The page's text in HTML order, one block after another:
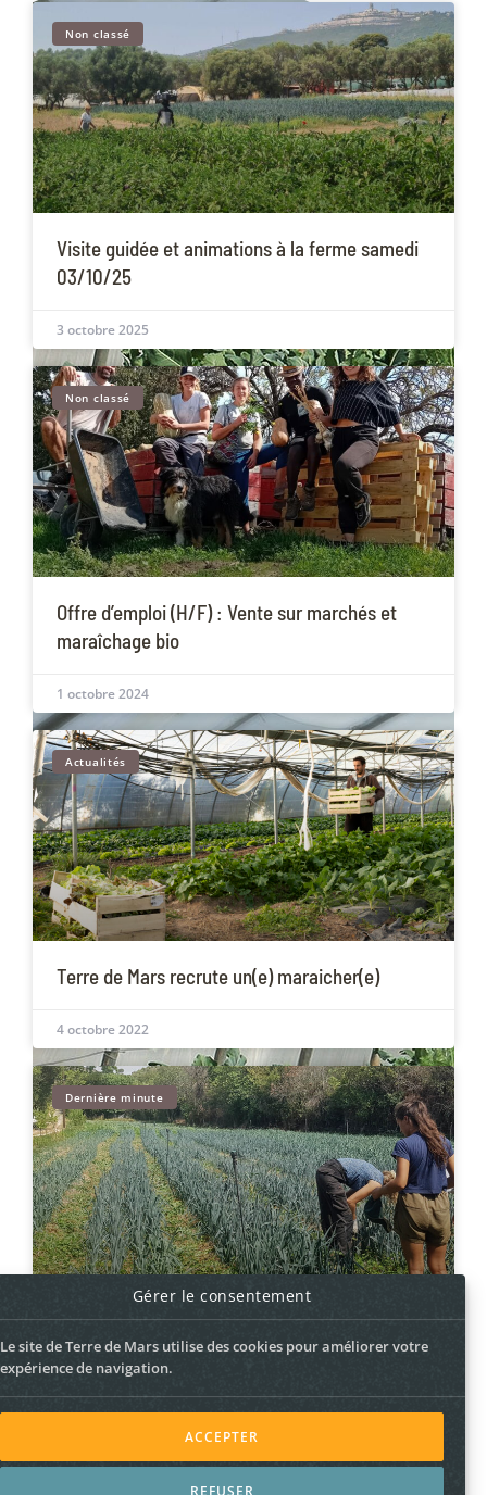
Gérer le consentement
Le site de Terre de Mars utilise des cookies pour améliorer votre
expérience de navigation.
ACCEPTER
REFUSER
Non classé
Visite guidée et animations à la ferme samedi
03/10/25
3 octobre 2025
Non classé
Offre d’emploi (H/F) : Vente sur marchés et
maraîchage bio
1 octobre 2024
Actualités
Terre de Mars recrute un(e) maraicher(e)
4 octobre 2022
Dernière minute
29 octobre 2021